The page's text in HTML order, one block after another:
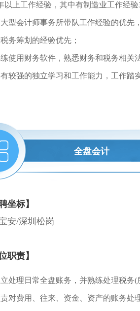
以上工作经验，其中有制造业工作经
型会计师事务所带队工作经验的优先
务筹划的经验优先；
使用财务软件，熟悉财务和税务相关
较强的独立学习和工作能力，工作踏
全盘会计
坐标】
安/深圳松岗
职责】
处理日常全盘账务，并熟练处理税务
对费用、往来、资金、资产的账务处